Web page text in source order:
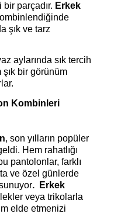
parçadır. Erkek
şık ve tarz
aylarında sık tercih
şık bir görünüm
Kombinleri
, son yılların popüler
Hem rahatlığı
pantolonlar, farklı
ve özel günlerde
.  Erkek
veya trikolarla
elde etmenizi